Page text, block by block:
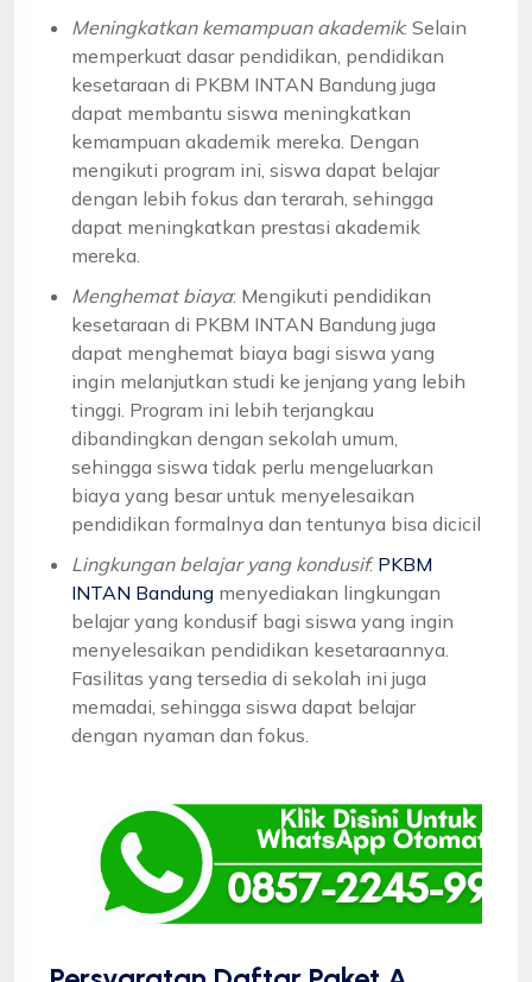
Meningkatkan kemampuan akademik: Selain
memperkuat dasar pendidikan, pendidikan
kesetaraan di PKBM INTAN Bandung juga
dapat membantu siswa meningkatkan
kemampuan akademik mereka. Dengan
mengikuti program ini, siswa dapat belajar
dengan lebih fokus dan terarah, sehingga
dapat meningkatkan prestasi akademik
mereka.
Menghemat biaya: Mengikuti pendidikan
kesetaraan di PKBM INTAN Bandung juga
dapat menghemat biaya bagi siswa yang
ingin melanjutkan studi ke jenjang yang lebih
tinggi. Program ini lebih terjangkau
dibandingkan dengan sekolah umum,
sehingga siswa tidak perlu mengeluarkan
biaya yang besar untuk menyelesaikan
pendidikan formalnya dan tentunya bisa dicicil
Lingkungan belajar yang kondusif: PKBM
INTAN Bandung menyediakan lingkungan
belajar yang kondusif bagi siswa yang ingin
menyelesaikan pendidikan kesetaraannya.
Fasilitas yang tersedia di sekolah ini juga
memadai, sehingga siswa dapat belajar
dengan nyaman dan fokus.